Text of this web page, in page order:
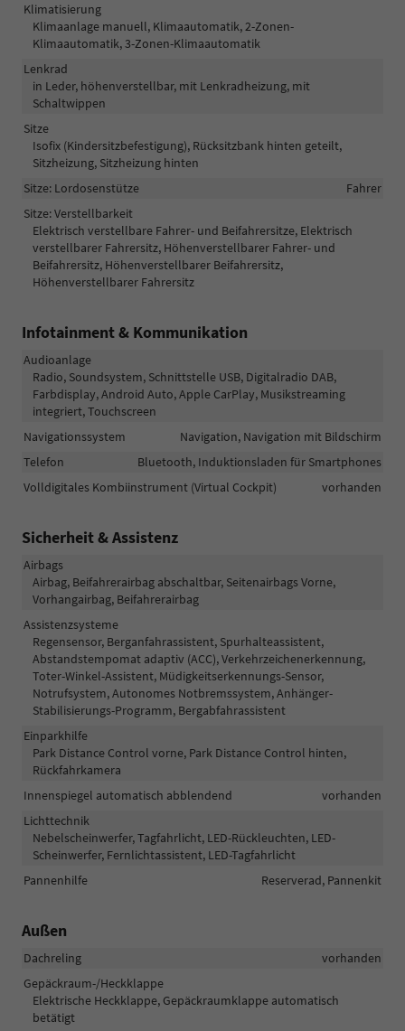
Klimatisierung
Klimaanlage manuell, Klimaautomatik, 2-Zonen-
Klimaautomatik, 3-Zonen-Klimaautomatik
Lenkrad
in Leder, höhenverstellbar, mit Lenkradheizung, mit
Schaltwippen
Sitze
Isofix (Kindersitzbefestigung), Rücksitzbank hinten geteilt,
Sitzheizung, Sitzheizung hinten
Sitze: Lordosenstütze
Fahrer
Sitze: Verstellbarkeit
Elektrisch verstellbare Fahrer- und Beifahrersitze, Elektrisch
verstellbarer Fahrersitz, Höhenverstellbarer Fahrer- und
Beifahrersitz, Höhenverstellbarer Beifahrersitz,
Höhenverstellbarer Fahrersitz
Infotainment & Kommunikation
Audioanlage
Radio, Soundsystem, Schnittstelle USB, Digitalradio DAB,
Farbdisplay, Android Auto, Apple CarPlay, Musikstreaming
integriert, Touchscreen
Navigationssystem
Navigation, Navigation mit Bildschirm
Telefon
Bluetooth, Induktionsladen für Smartphones
Volldigitales Kombiinstrument (Virtual Cockpit)
vorhanden
Sicherheit & Assistenz
Airbags
Airbag, Beifahrerairbag abschaltbar, Seitenairbags Vorne,
Vorhangairbag, Beifahrerairbag
Assistenzsysteme
Regensensor, Berganfahrassistent, Spurhalteassistent,
Abstandstempomat adaptiv (ACC), Verkehrzeichenerkennung,
Toter-Winkel-Assistent, Müdigkeitserkennungs-Sensor,
Notrufsystem, Autonomes Notbremssystem, Anhänger-
Stabilisierungs-Programm, Bergabfahrassistent
Einparkhilfe
Park Distance Control vorne, Park Distance Control hinten,
Rückfahrkamera
Innenspiegel automatisch abblendend
vorhanden
Lichttechnik
Nebelscheinwerfer, Tagfahrlicht, LED-Rückleuchten, LED-
Scheinwerfer, Fernlichtassistent, LED-Tagfahrlicht
Pannenhilfe
Reserverad, Pannenkit
Außen
Dachreling
vorhanden
Gepäckraum-/Heckklappe
Elektrische Heckklappe, Gepäckraumklappe automatisch
betätigt